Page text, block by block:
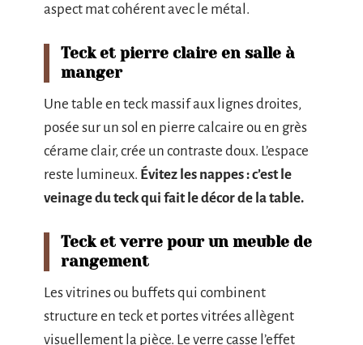
aspect mat cohérent avec le métal.
Teck et pierre claire en salle à
manger
Une table en teck massif aux lignes droites,
posée sur un sol en pierre calcaire ou en grès
cérame clair, crée un contraste doux. L’espace
reste lumineux. Évitez les nappes : c’est le
veinage du teck qui fait le décor de la table.
Teck et verre pour un meuble de
rangement
Les vitrines ou buffets qui combinent
structure en teck et portes vitrées allègent
visuellement la pièce. Le verre casse l’effet